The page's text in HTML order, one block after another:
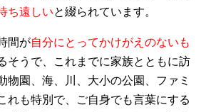
ち遠しいと綴られています。
間が自分にとってかけがえのないも
そうで、これまでに家族とともに訪
物園、海、川、大小の公園、ファミ
れも特別で、ご自身でも言葉にする